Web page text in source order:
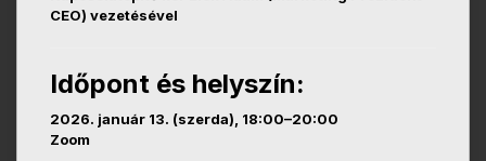
CEO) vezetésével
Időpont és helyszín:
2026. január 13. (szerda), 18:00–20:00
Zoom